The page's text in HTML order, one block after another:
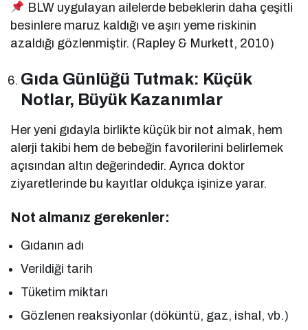
BLW uygulayan ailelerde bebeklerin daha çeşitli
besinlere maruz kaldığı ve aşırı yeme riskinin
azaldığı gözlenmiştir. (Rapley & Murkett, 2010)
Gıda Günlüğü Tutmak: Küçük
Notlar, Büyük Kazanımlar
Her yeni gıdayla birlikte küçük bir not almak, hem
alerji takibi hem de bebeğin favorilerini belirlemek
açısından altın değerindedir. Ayrıca doktor
ziyaretlerinde bu kayıtlar oldukça işinize yarar.
Not almanız gerekenler:
Gıdanın adı
Verildiği tarih
Tüketim miktarı
Gözlenen reaksiyonlar (döküntü, gaz, ishal, vb.)